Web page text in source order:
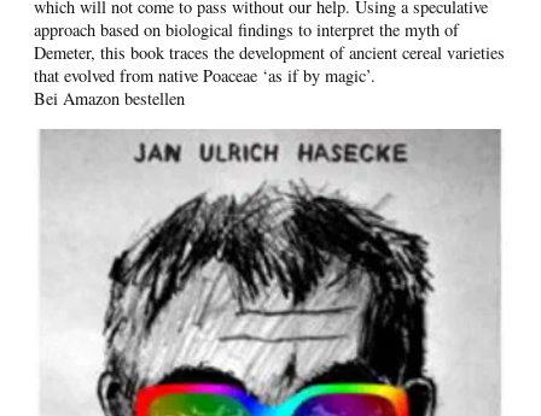
which will not come to pass without our help. Using a speculative
approach based on biological findings to interpret the myth of
Demeter, this book traces the development of ancient cereal varieties
that evolved from native Poaceae ‘as if by magic’.
Bei Amazon bestellen